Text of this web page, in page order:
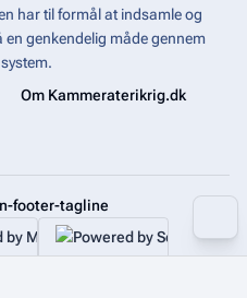
har til formål at indsamle og
genkendelig måde gennem
.
Om Kammeraterikrig.dk
footer-tagline